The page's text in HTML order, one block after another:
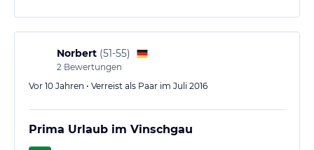
Norbert (51-55)
2 Bewertungen
Vor 10 Jahren • Verreist als Paar im Juli 2016
Prima Urlaub im Vinschgau